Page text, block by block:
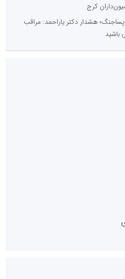
کرج
هشدار دکتر یاراحمد: مراقب
باشید